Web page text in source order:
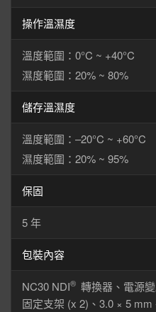
操作溫濕度
溫度範圍：0°C ~ +40°C
濕度範圍：20% ~ 80%
儲存溫濕度
溫度範圍：–20°C ~ +60°C
濕度範圍：20% ~ 95%
保固
5 年
包裝內容
NC30 NDI® 轉換器、電源
固定支架 (x 2)、3.0 × 5